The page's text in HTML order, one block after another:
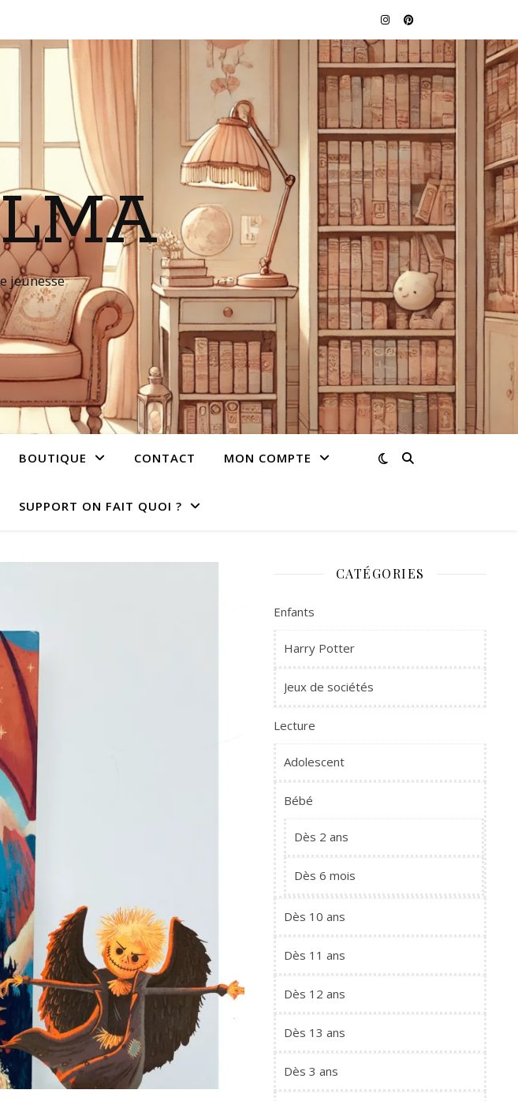
jeunesse
BOUTIQUE CONTACT MON COMPTE
SUPPORT ON FAIT QUOI ?
CATÉGORIES
Enfants
Harry Potter
Jeux de sociétés
Lecture
Adolescent
Bébé
Dès 2 ans
Dès 6 mois
Dès 10 ans
Dès 11 ans
Dès 12 ans
Dès 13 ans
Dès 3 ans